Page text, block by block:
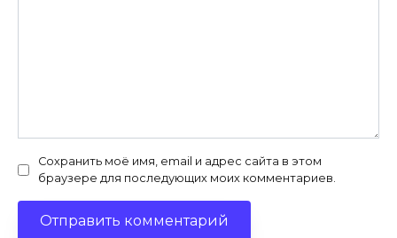
Сохранить моё имя, email и адрес сайта в этом
браузере для последующих моих комментариев.